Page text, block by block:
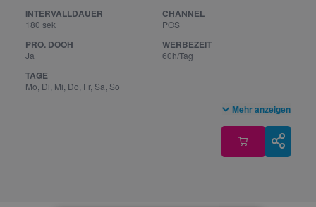
INTERVALLDAUER
180 sek
CHANNEL
POS
PRO. DOOH
Ja
WERBEZEIT
60h/Tag
TAGE
Mo, Di, Mi, Do, Fr, Sa, So
Mehr anzeigen